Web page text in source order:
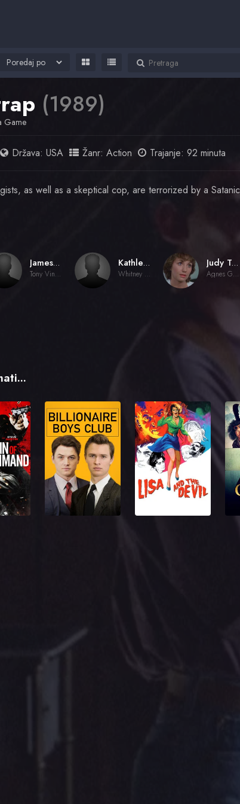
(1989)
Game
Država: USA Žanr: Action Trajanje: 92 minuta
as well as a skeptical cop, are terrorized by a
James W. Quinn
Tony Vincente
Kathleen Bailey
Whitney O'Shay
Judy Tatum
Agnes Goldberg